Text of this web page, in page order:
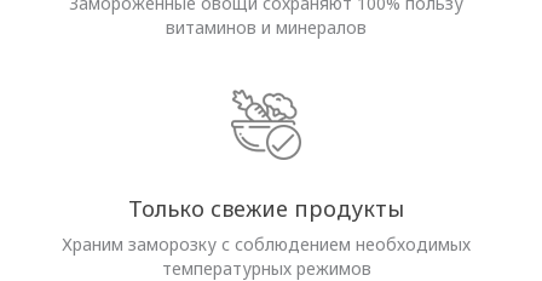
витаминов и минералов
Только свежие продукты
Храним заморозку с соблюдением необходимых
температурных режимов